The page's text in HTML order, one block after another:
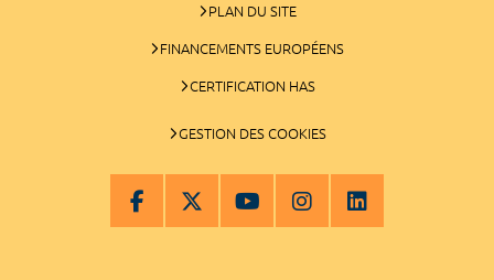
PLAN DU SITE
FINANCEMENTS EUROPÉENS
CERTIFICATION HAS
GESTION DES COOKIES